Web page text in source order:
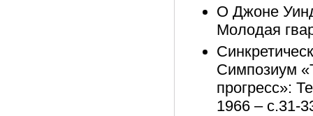
О Джоне
Молодая
Симпозиум
прогресс»:
1966 – с.31-